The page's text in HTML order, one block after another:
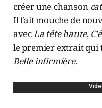
créer une chanson
Il fait mouche de
avecLa tête haute,
le premier extrait qui
Belle infirmière.